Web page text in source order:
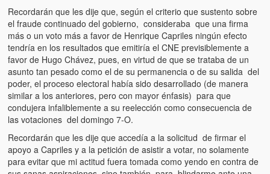
Recordarán que les dije que, según el criterio que sustento sobre
el fraude continuado del gobierno, consideraba que una firma
más o un voto más a favor de Henrique Capriles ningún efecto
tendría en los resultados que emitiría el CNE previsiblemente a
favor de Hugo Chávez, pues, en virtud de que se trataba de un
asunto tan pesado como el de su permanencia o de su salida del
poder, el proceso electoral había sido desarrollado (de manera
similar a los anteriores, pero con mayor énfasis) para que
condujera infaliblemente a su reelección como consecuencia de
las votaciones del domingo 7-O.
Recordarán que les dije que accedía a la solicitud de firmar el
apoyo a Capriles y a la petición de asistir a votar, no solamente
para evitar que mi actitud fuera tomada como yendo en contra de